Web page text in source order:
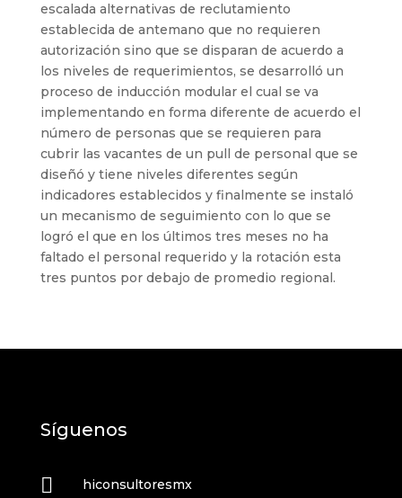
escalada alternativas de reclutamiento
establecida de antemano que no requieren
autorización sino que se disparan de acuerdo a
los niveles de requerimientos, se desarrolló un
proceso de inducción modular el cual se va
implementando en forma diferente de acuerdo el
número de personas que se requieren para
cubrir las vacantes de un pull de personal que se
diseñó y tiene niveles diferentes según
indicadores establecidos y finalmente se instaló
un mecanismo de seguimiento con lo que se
logró el que en los últimos tres meses no ha
faltado el personal requerido y la rotación esta
tres puntos por debajo de promedio regional.
Síguenos
 hiconsultoresmx